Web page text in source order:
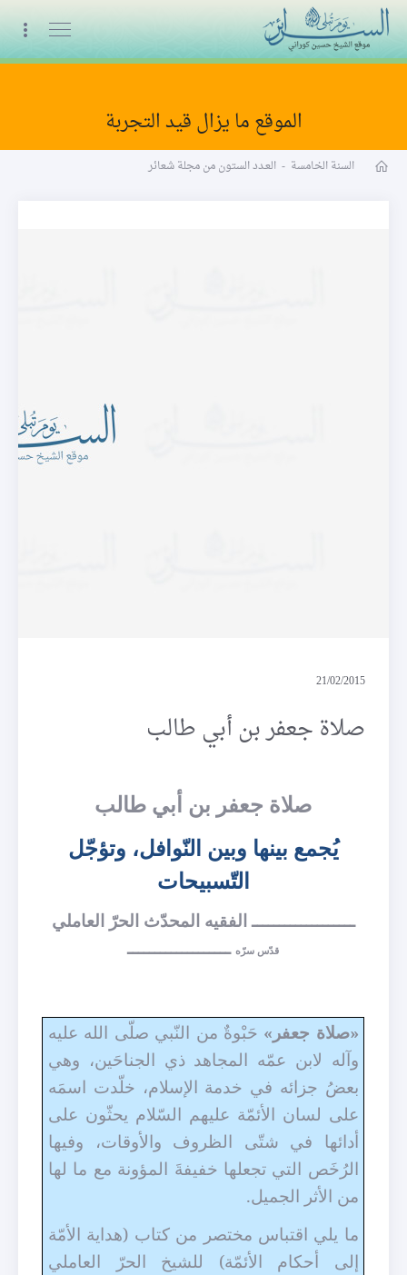
البث المباشر
الموقع ما يزال قيد التجربة
السنة الخامسة - العـدد الستون من مجلة شعائر
21/02/2015
صلاة جعفر بن أبي طالب
صلاة جعفر بن أبي طالب
يُجمع بينها وبين النّوافل، وتؤجّل
التّسبيحات
ـــــــــــــــــــ الفقيه المحدّث الحرّ العاملي
قدّس سرّهـــــــــــــــــــ
«صلاة جعفر» حَبْوةٌ من النّبي صلى الله عليه
وآله لابن عمّه المجاهد ذي الجناحَين، وهي
بعضُ جزائه في خدمة الإسلام، خلّدت اسمَه
على لسان الأئمّة عليهم السّلام يحثّون على
أدائها في شتّى الظروف والأوقات، وفيها
الرُخَص التي تجعلها خفيفةَ المؤونة مع ما لها
من الأثر الجميل.
ما يلي اقتباس مختصر من كتاب (هداية الأمّة
إلى أحكام الأئمّة) للشيخ الحرّ العاملي